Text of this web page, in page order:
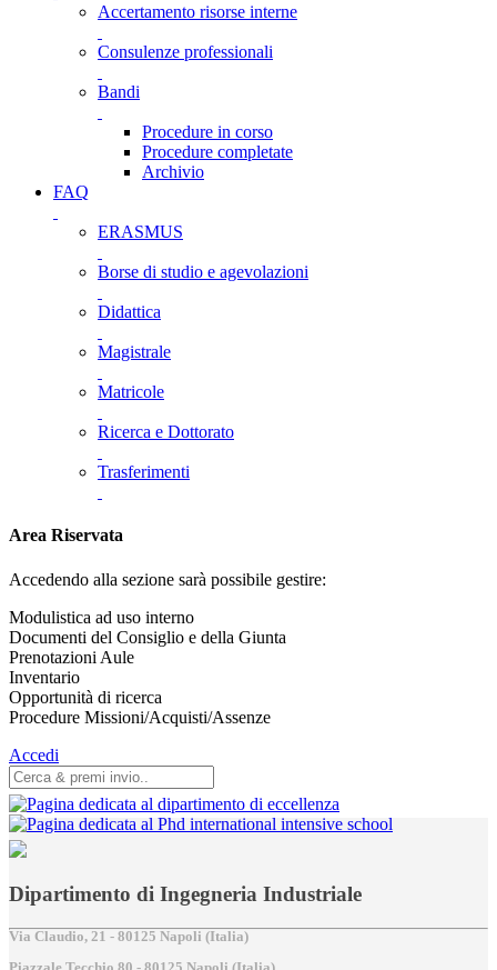
Accertamento risorse interne
Consulenze professionali
Bandi
Procedure in corso
Procedure completate
Archivio
FAQ
ERASMUS
Borse di studio e agevolazioni
Didattica
Magistrale
Matricole
Ricerca e Dottorato
Trasferimenti
Area Riservata
Accedendo alla sezione sarà possibile gestire:
Modulistica ad uso interno
Documenti del Consiglio e della Giunta
Prenotazioni Aule
Inventario
Opportunità di ricerca
Procedure Missioni/Acquisti/Assenze
Accedi
Dipartimento di Ingegneria Industriale
Via Claudio, 21 - 80125 Napoli (Italia)